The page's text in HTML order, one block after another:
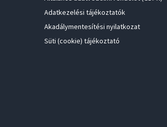
Adatkezelési tájékoztatók
Akadálymentesítési nyilatkozat
Süti (cookie) tájékoztató